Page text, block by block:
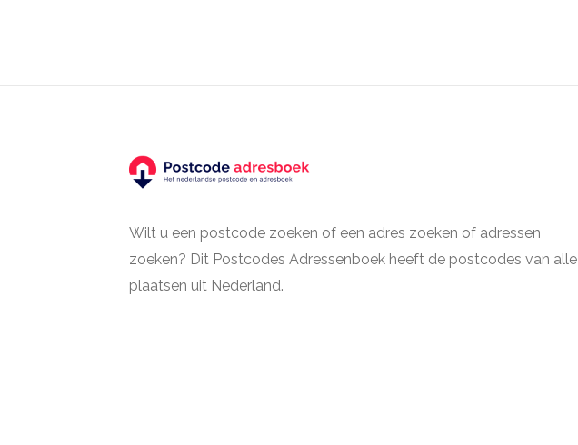
Wilt u een postcode zoeken of een adres zoeken of adressen
zoeken? Dit Postcodes Adressenboek heeft de postcodes van alle
plaatsen uit Nederland.